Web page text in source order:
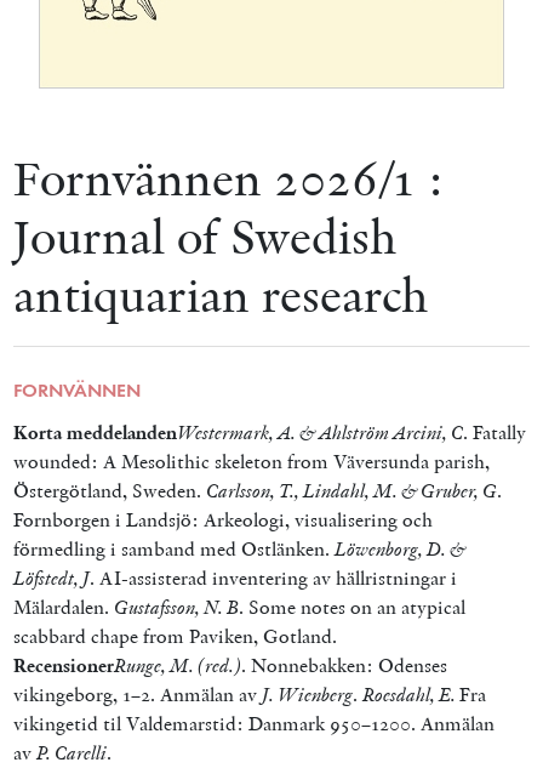
Fornvännen 2026/1 :
Journal of Swedish
antiquarian research
FORNVÄNNEN
Korta meddelandenWestermark, A. & Ahlström Arcini, C. Fatally
wounded: A Mesolithic skeleton from Väversunda parish,
Östergötland, Sweden. Carlsson, T., Lindahl, M. & Gruber, G.
Fornborgen i Landsjö: Arkeologi, visualisering och
förmedling i samband med Ostlänken.Löwenborg, D. &
Löfstedt, J. AI-assisterad inventering av hällristningar i
Mälardalen. Gustafsson, N. B. Some notes on an atypical
scabbard chape from Paviken, Gotland.
RecensionerRunge, M. (red.). Nonnebakken: Odenses
vikingeborg, 1–2. Anmälan av J. Wienberg.Roesdahl, E.Fra
vikingetid til Valdemarstid: Danmark 950–1200. Anmälan
avP. Carelli.